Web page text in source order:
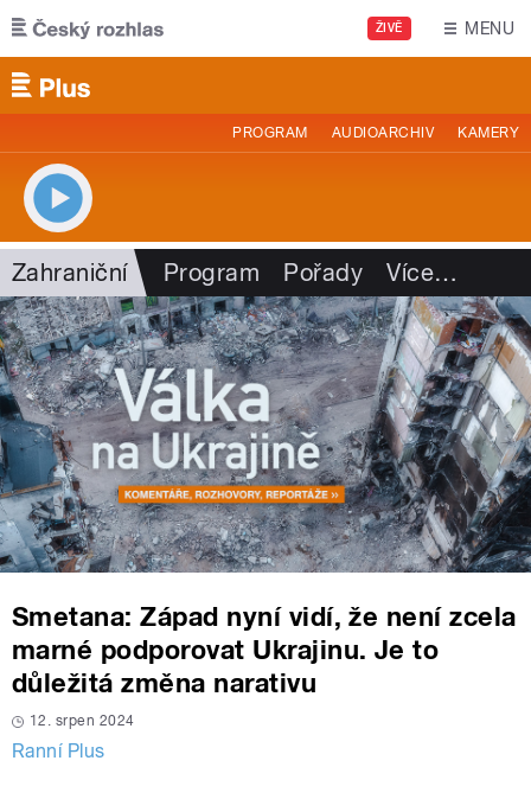
Přejít k hlavnímu obsahu
ŽIVĚ MENU
PROGRAM AUDIOARCHIV KAMERY
Zahraniční Program Pořady Více…
Smetana: Západ nyní vidí, že není zcela
marné podporovat Ukrajinu. Je to
důležitá změna narativu
12. srpen 2024
Ranní Plus